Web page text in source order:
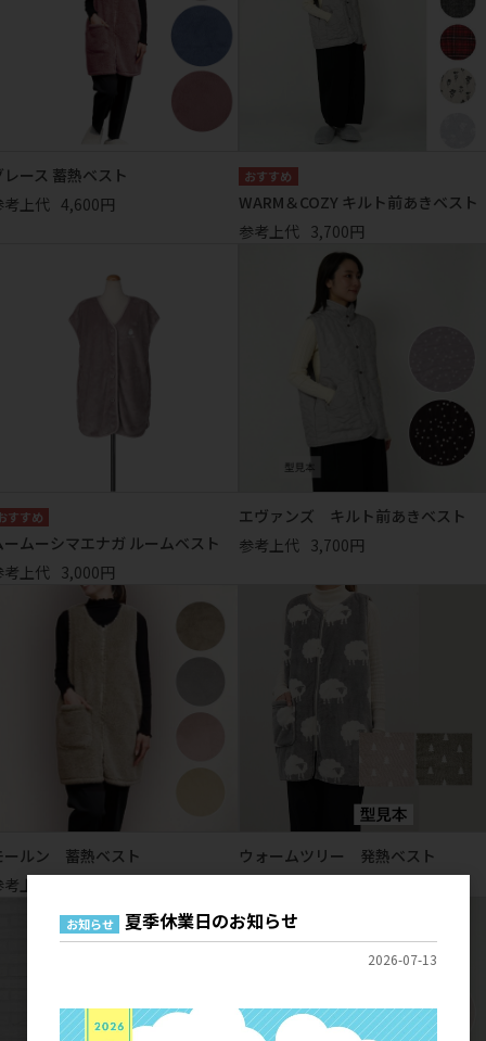
レース 蓄熱ベスト
考上代 4,600円
WARM＆COZY キルト前あきベスト
参考上代 3,700円
ームーシマエナガ ルームベスト
考上代 3,000円
エヴァンズ キルト前あきベスト
参考上代 3,700円
ールン 蓄熱ベスト
上代
ウォームツリー 発熱ベスト
お知らせ 夏季休業日のお知らせ
2026-07-13